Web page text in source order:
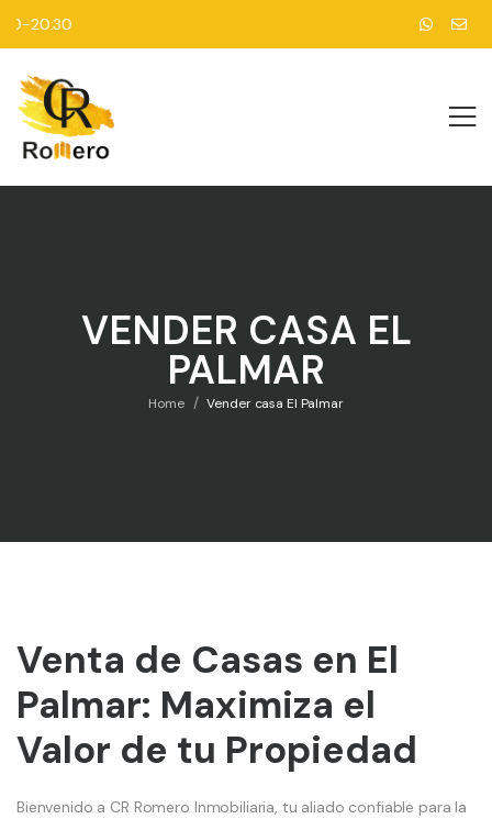
20:30
VENDER CASA EL
PALMAR
Home / Vender casa El Palmar
Venta de Casas en El
Palmar: Maximiza el
Valor de tu Propiedad
Bienvenido a CR Romero Inmobiliaria, tu aliado confiable para la